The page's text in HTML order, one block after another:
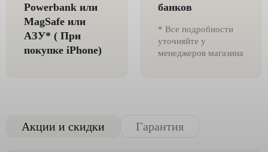
Powerbank или
MagSafe или
AЗУ* ( При
покупке iPhone)
банков
* Все подробности
уточняйте у
менеджеров магазина
Акции и скидки Гарантия